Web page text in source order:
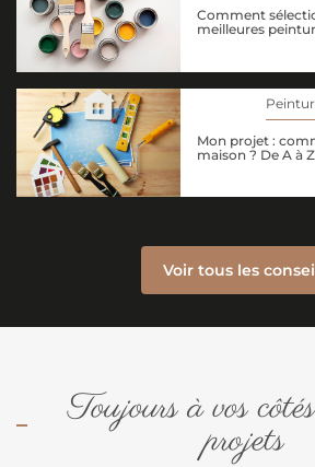
Comment
meilleures
Mon projet :
maison ? De A à Z
Voir tous les
Toujours à vos
projets